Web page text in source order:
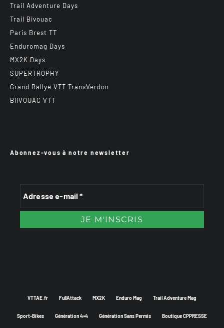
Trail Adventure Days
Trail Bivouac
Paris Brest TT
Enduromag Days
MX2K Days
SUPERTROPHY
Grand Rallye VTT TransVerdon
BiiVOUAC VTT
Abonnez-vous à notre newsletter
VTTAE.fr FullAttack MX2K Enduro Mag Trail Adventure Mag
Sport-Bikes Génération 4×4 Génération Sans Permis Boutique CPPRESSE